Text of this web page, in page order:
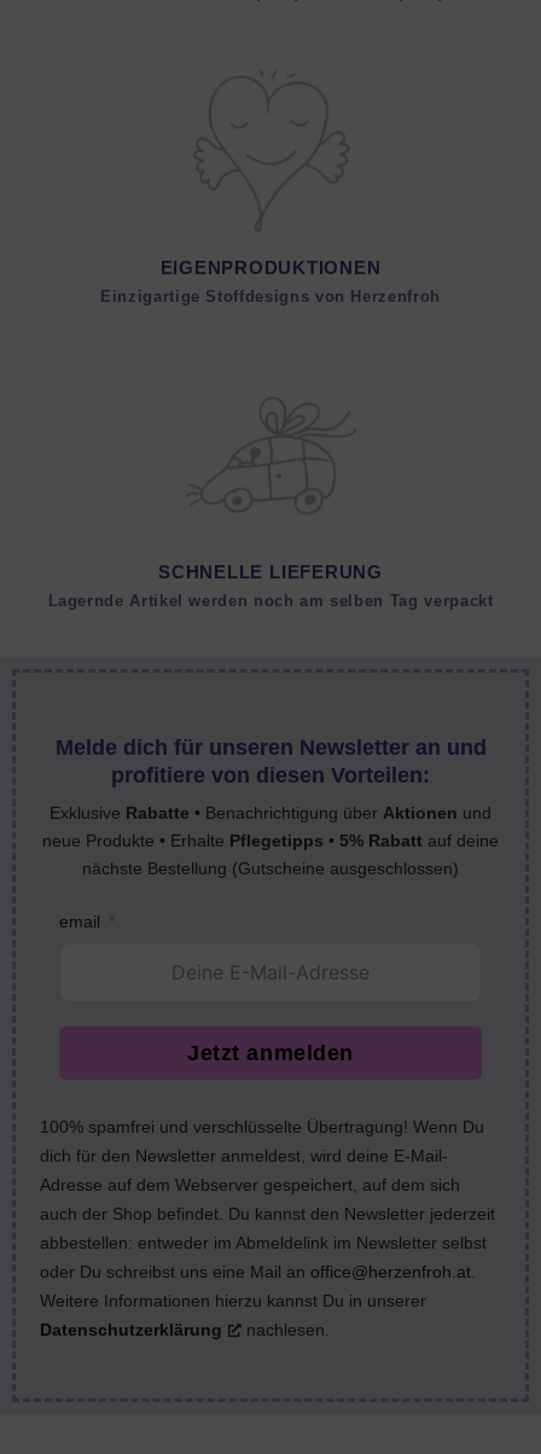
EIGENPRODUKTIONEN
Einzigartige Stoffdesigns von Herzenfroh
SCHNELLE LIEFERUNG
Lagernde Artikel werden noch am selben Tag verpackt
Melde dich für unseren Newsletter an und
profitiere von diesen Vorteilen:
Exklusive Rabatte • Benachrichtigung über Aktionen und
neue Produkte • Erhalte Pflegetipps • 5% Rabatt auf deine
nächste Bestellung (Gutscheine ausgeschlossen)
email
Jetzt anmelden
100% spamfrei und verschlüsselte Übertragung! Wenn Du
dich für den Newsletter anmeldest, wird deine E-Mail-
Adresse auf dem Webserver gespeichert, auf dem sich
auch der Shop befindet. Du kannst den Newsletter jederzeit
abbestellen: entweder im Abmeldelink im Newsletter selbst
oder Du schreibst uns eine Mail an office@herzenfroh.at.
Weitere Informationen hierzu kannst Du in unserer
Datenschutzerklärung
nachlesen.